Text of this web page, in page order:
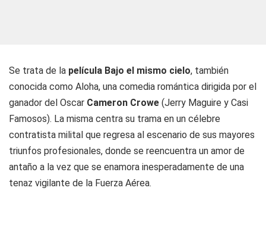
Se trata de la película Bajo el mismo cielo, también
conocida como Aloha, una comedia romántica dirigida por el
ganador del Oscar Cameron Crowe (Jerry Maguire y Casi
Famosos). La misma centra su trama en un célebre
contratista milital que regresa al escenario de sus mayores
triunfos profesionales, donde se reencuentra un amor de
antaño a la vez que se enamora inesperadamente de una
tenaz vigilante de la Fuerza Aérea.